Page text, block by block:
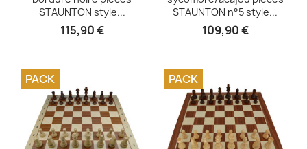
STAUNTON style...
115,90 €
STAUNTON n°5 style...
109,90 €
PACK PACK